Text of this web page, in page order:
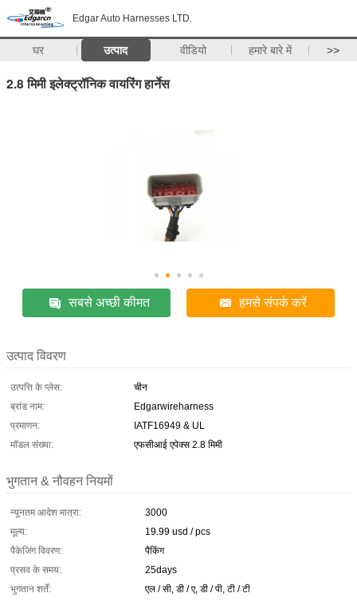
Edgar Auto Harnesses LTD.
घर उत्पाद वीडियो हमारे बारे में >>
2.8 मिमी इलेक्ट्रॉनिक वायरिंग हार्नेस
सबसे अच्छी कीमत हमसे संपर्क करें
उत्पाद विवरण
उत्पत्ति के प्लेस:
चीन
ब्रांड नाम:
Edgarwireharness
प्रमाणन:
IATF16949 & UL
मॉडल संख्या:
एफसीआई एपेक्स 2.8 मिमी
भुगतान & नौवहन नियमों
न्यूनतम आदेश मात्रा:
3000
मूल्य:
19.99 usd / pcs
पैकेजिंग विवरण:
पैकिंग
प्रसव के समय:
25days
भुगतान शर्तें:
एल / सी, डी / ए, डी / पी, टी / टी